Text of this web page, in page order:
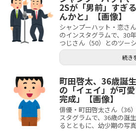
2Sが「男前」すぎ
んかと」【画像】
シャンプーハット・恋さ
のインスタグラムで、30
つじさん（50）とのツー
続き
町田啓太、36歳誕
の「イェイ」が可
完成」【画像】
俳優・町田啓太さん（36
スタグラムで、36歳の誕
るとともに、幼少期の写